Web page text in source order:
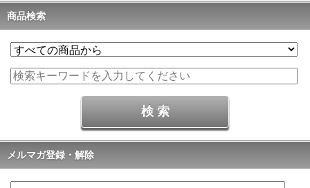
商品検索
メルマガ登録・解除